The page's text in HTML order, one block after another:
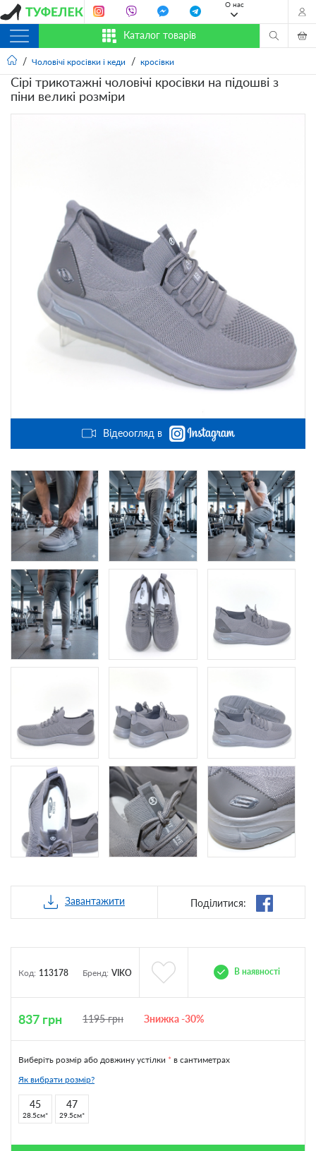
О нас
Каталог товарів
Чоловічі кросівки і кеди кросівки
Сірі трикотажні чоловічі кросівки на підошві з
піни великі розміри
Відеоогляд в
Завантажити Поділитися:
Код: 113178 Бренд: VIKO В наявності
837 грн 1195грн Знижка -30%
Виберіть розмір або довжину устілки * в сантиметрах
Як вибрати розмір?
45
28.5см
47
29.5см